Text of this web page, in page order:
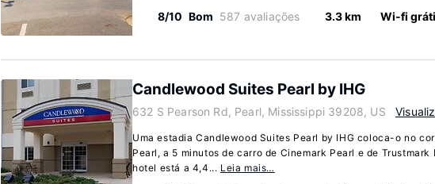
8/10 Bom 587 avaliações 3.3 km Wi-fi
Candlewood Suites Pearl by IHG
632 S Pearson Rd, Pearl, Mississippi 39208, US
Uma estadia Candlewood Suites Pearl by IHG coloca-o no
Pearl, a 5 minutos de carro de Cinemark Pearl e de Trustmark
hotel está a 4,4... Leia mais…